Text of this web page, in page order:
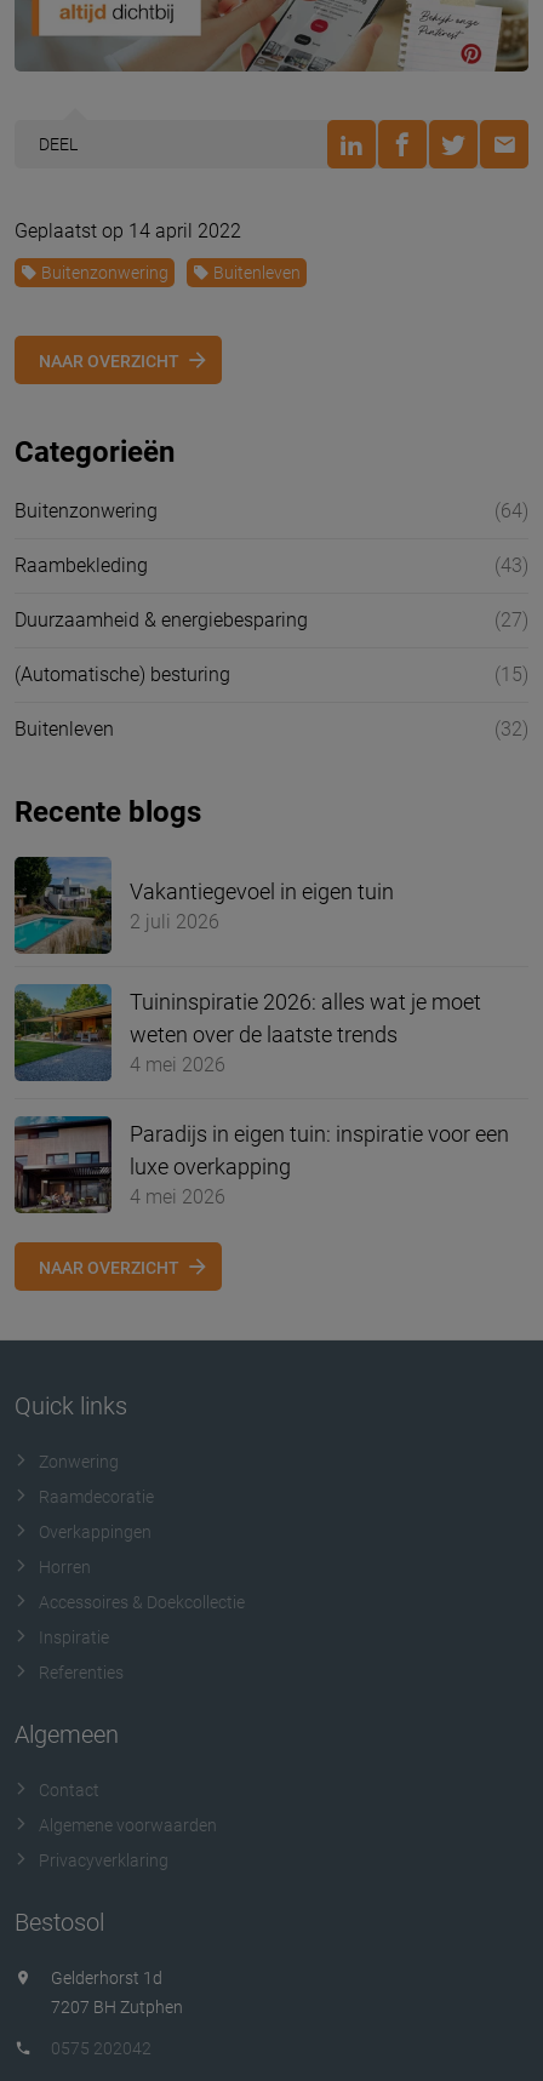
DEEL
Geplaatst op 14 april 2022
Buitenzonwering Buitenleven
NAAR OVERZICHT
Categorieën
Buitenzonwering (64)
Raambekleding (43)
Duurzaamheid & energiebesparing (27)
(Automatische) besturing (15)
Buitenleven (32)
Recente blogs
Vakantiegevoel in eigen tuin
2 juli 2026
Tuininspiratie 2026: alles wat je moet
weten over de laatste trends
4 mei 2026
Paradijs in eigen tuin: inspiratie voor een
luxe overkapping
4 mei 2026
NAAR OVERZICHT
Quick links
Zonwering
Raamdecoratie
Overkappingen
Horren
Accessoires & Doekcollectie
Inspiratie
Referenties
Algemeen
Contact
Algemene voorwaarden
Privacyverklaring
Bestosol
Gelderhorst 1d
7207 BH Zutphen
0575 202042